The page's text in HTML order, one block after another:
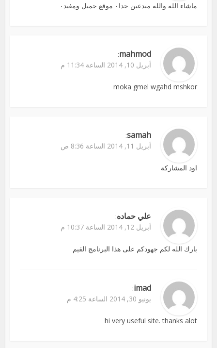
ماشاء الله والله مبدعين جدا٠ موقع جميل ومفيد٠
mahmod
:
أبريل 10, 2014 الساعة 11:34 م
moka gmel wgahd mshkor
samah
:
أبريل 11, 2014 الساعة 8:36 ص
اود المشاركة
علي حماده:
أبريل 12, 2014 الساعة 10:37 م
بارك الله لكم جهودكم على هذا البرنامج القيم
imad
:
يونيو 30, 2014 الساعة 4:25 م
hi very useful site. thanks alot